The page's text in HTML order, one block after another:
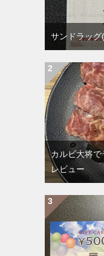
サンドラッ
カルビ大将
レビュー